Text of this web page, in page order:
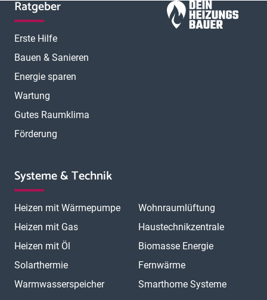
Ratgeber
Erste Hilfe
Bauen & Sanieren
Energie sparen
Wartung
Gutes Raumklima
Förderung
Systeme & Technik
Heizen mit Wärmepumpe
Heizen mit Gas
Heizen mit Öl
Solarthermie
Warmwasserspeicher
Wohnraumlüftung
Haustechnikzentrale
Biomasse Energie
Fernwärme
Smarthome Systeme